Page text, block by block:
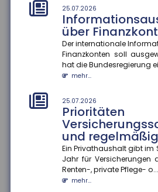
25.07.2026
über
Der internationale
Finanzkonten soll
hat die Bundesregierung
mehr...
25.07.2026
und
Ein Privathaushalt gibt im
Jahr für Versicherungen
Renten-, private Pflege- o...
mehr...
mehr...
21.07.2026
Familien
Die Inflation in Deutschland
Kraftstoffpreise....
mehr...
21.07.2026
Internationaler
bekämpfen